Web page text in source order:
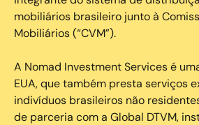
mobiliários brasileiro junto à
Mobiliários (“CVM”).
‍A Nomad Investment Services é
EUA, que também presta serviços
indivíduos brasileiros não
de parceria com a Global DTVM,